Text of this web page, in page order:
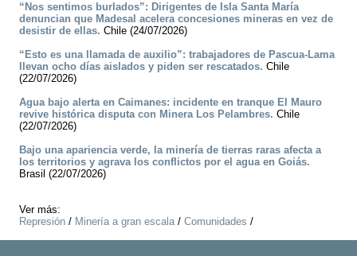
“Nos sentimos burlados”: Dirigentes de Isla Santa María
denuncian que Madesal acelera concesiones mineras en vez de
desistir de ellas. Chile (24/07/2026)
“Esto es una llamada de auxilio”: trabajadores de Pascua-Lama
llevan ocho días aislados y piden ser rescatados. Chile
(22/07/2026)
Agua bajo alerta en Caimanes: incidente en tranque El Mauro
revive histórica disputa con Minera Los Pelambres. Chile
(22/07/2026)
Bajo una apariencia verde, la minería de tierras raras afecta a
los territorios y agrava los conflictos por el agua en Goiás.
Brasil (22/07/2026)
Ver más:
Represión / Minería a gran escala/ Comunidades /